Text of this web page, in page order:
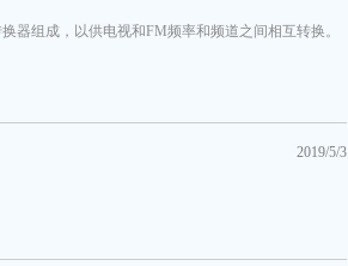
器组成，以供电视和FM频率和频道之间相互转换。
2019/5/3